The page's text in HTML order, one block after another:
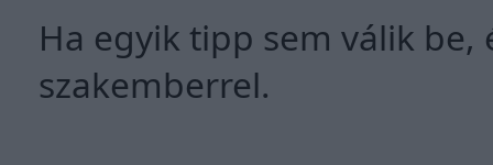
Ha egyik tipp sem válik
szakemberrel.